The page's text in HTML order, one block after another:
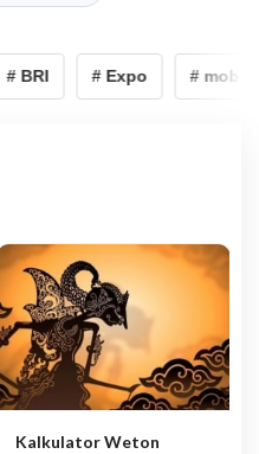
# BRI # Expo # mobil
Kalkulator Weton